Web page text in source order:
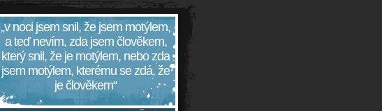
„v noci jsem snil, že jsem motýlem,
a teď nevím, zda jsem člověkem,
který snil, že je motýlem, nebo zda
jsem motýlem, kterému se zdá, že
je člověkem“